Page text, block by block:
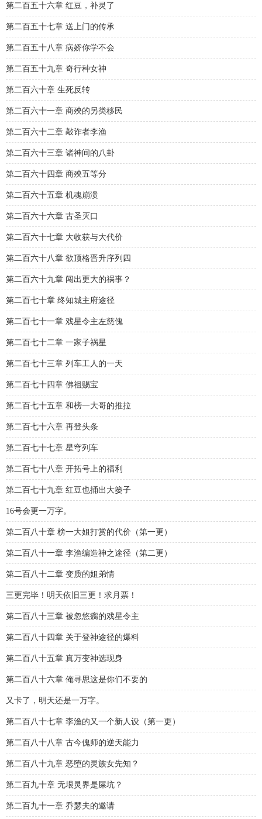
第二百五十六章 红豆，补灵了
第二百五十七章 送上门的传承
第二百五十八章 病娇你学不会
第二百五十九章 奇行种女神
第二百六十章 生死反转
第二百六十一章 商殃的另类移民
第二百六十二章 敲诈者李渔
第二百六十三章 诸神间的八卦
第二百六十四章 商殃五等分
第二百六十五章 机魂崩溃
第二百六十六章 古圣灭口
第二百六十七章 大收获与大代价
第二百六十八章 欲顶格晋升序列四
第二百六十九章 闯出更大的祸事？
第二百七十章 终知城主府途径
第二百七十一章 戏星令主左慈傀
第二百七十二章 一家子祸星
第二百七十三章 列车工人的一天
第二百七十四章 佛祖赐宝
第二百七十五章 和榜一大哥的推拉
第二百七十六章 再登头条
第二百七十七章 星穹列车
第二百七十八章 开拓号上的福利
第二百七十九章 红豆也捅出大篓子
16号会更一万字。
第二百八十章 榜一大姐打赏的代价（第一更）
第二百八十一章 李渔编造神之途径（第二更）
第二百八十二章 变质的姐弟情
三更完毕！明天依旧三更！求月票！
第二百八十三章 被忽悠瘸的戏星令主
第二百八十四章 关于登神途径的爆料
第二百八十五章 真万变神选现身
第二百八十六章 俺寻思这是你们不要的
又卡了，明天还是一万字。
第二百八十七章 李渔的又一个新人设（第一更）
第二百八十八章 古今傀师的逆天能力
第二百八十九章 恶堕的灵族女先知？
第二百九十章 无垠灵界是屎坑？
第二百九十一章 乔瑟夫的邀请